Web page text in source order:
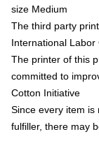
size Medium
The third party
International
The printer of this
committed to
Cotton Initiative
Since every item
fulfiller, there may